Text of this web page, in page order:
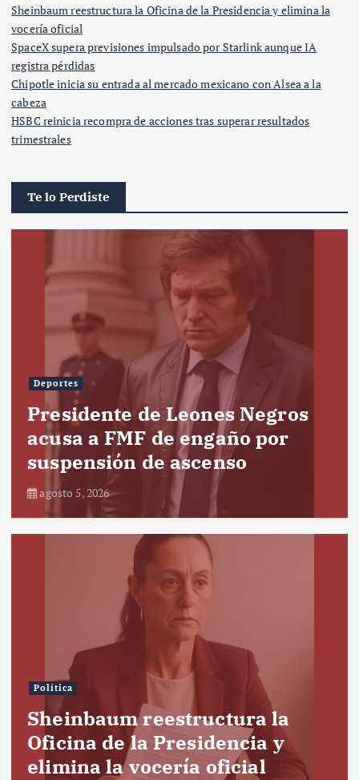
Sheinbaum reestructura la Oficina de la Presidencia y elimina la
vocería oficial
SpaceX supera previsiones impulsado por Starlink aunque IA
registra pérdidas
Chipotle inicia su entrada al mercado mexicano con Alsea a la
cabeza
HSBC reinicia recompra de acciones tras superar resultados
trimestrales
Te lo Perdiste
Deportes
Presidente de Leones Negros
acusa a FMF de engaño por
suspensión de ascenso
agosto 5, 2026
Política
Sheinbaum reestructura la
Oficina de la Presidencia y
elimina la vocería oficial